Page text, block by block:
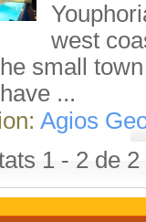
west
small
...
Agios
1 - 2 de 2